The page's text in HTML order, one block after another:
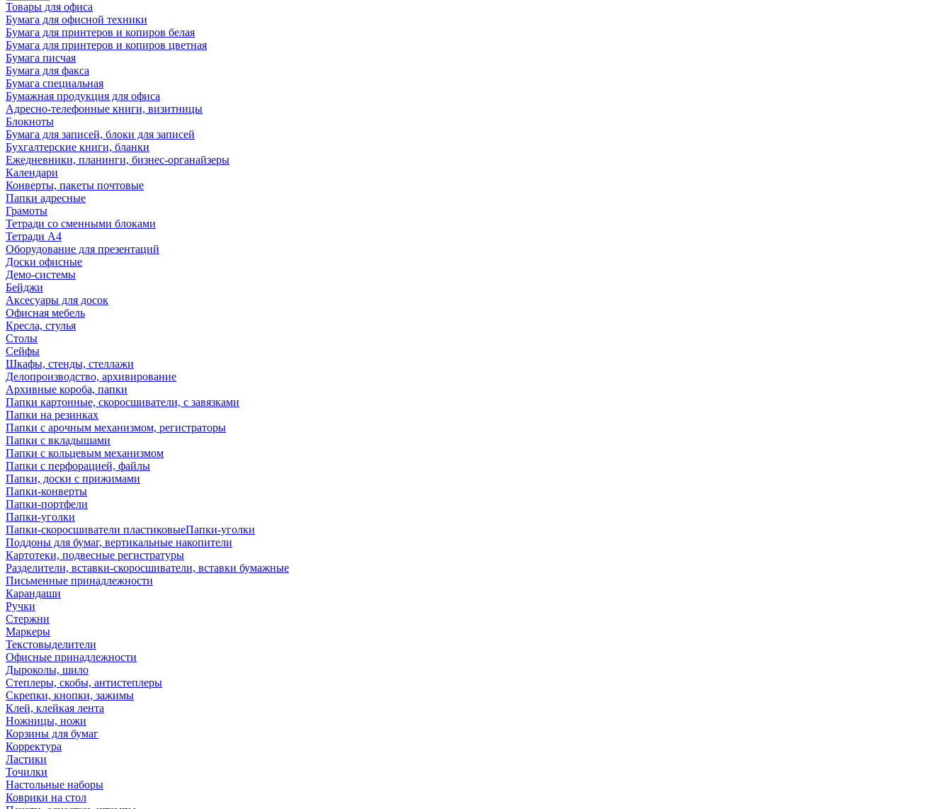
Товары для офиса
Бумага для офисной техники
Бумага для принтеров и копиров белая
Бумага для принтеров и копиров цветная
Бумага писчая
Бумага для факса
Бумага специальная
Бумажная продукция для офиса
Адресно-телефонные книги, визитницы
Блокноты
Бумага для записей, блоки для записей
Бухгалтерские книги, бланки
Ежедневники, планинги, бизнес-органайзеры
Календари
Конверты, пакеты почтовые
Папки адресные
Грамоты
Тетради со сменными блоками
Тетради А4
Оборудование для презентаций
Доски офисные
Демо-системы
Бейджи
Аксесуары для досок
Офисная мебель
Кресла, стулья
Столы
Сейфы
Шкафы, стенды, стеллажи
Делопроизводство, архивирование
Архивные короба, папки
Папки картонные, скоросшиватели, с завязками
Папки на резинках
Папки с арочным механизмом, регистраторы
Папки с вкладышами
Папки с кольцевым механизмом
Папки с перфорацией, файлы
Папки, доски с прижимами
Папки-конверты
Папки-портфели
Папки-уголки
Папки-скоросшиватели пластиковыеПапки-уголки
Поддоны для бумаг, вертикальные накопители
Картотеки, подвесные регистратуры
Разделители, вставки-скоросшиватели, вставки бумажные
Письменные принадлежности
Карандаши
Ручки
Стержни
Маркеры
Текстовыделители
Офисные принадлежности
Дыроколы, шило
Степлеры, скобы, антистеплеры
Скрепки, кнопки, зажимы
Клей, клейкая лента
Ножницы, ножи
Корзины для бумаг
Корректура
Ластики
Точилки
Настольные наборы
Коврики на стол